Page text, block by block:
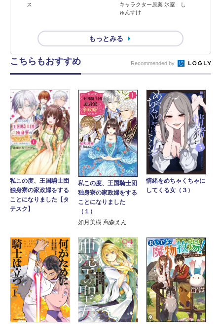
ス
キャラクター原案 氷室 し
ゅんすけ
もっとみる
こちらもおすすめ Recommended by
私この度、王国騎士団
独身寮の家政婦をする
ことになりました【タ
テスク】
私この度、王国騎士団
独身寮の家政婦をする
ことになりました
（１）
如月美樹 蔦森えん
情緒をめちゃくちゃに
してくる女（３）